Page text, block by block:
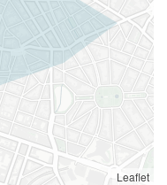
Leaflet